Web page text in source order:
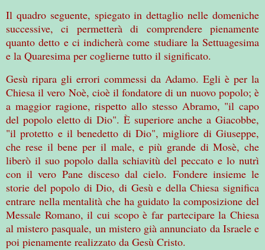
Il quadro seguente, spiegato in dettaglio nelle domeniche
successive, ci permetterà di comprendere pienamente
quanto detto e ci indicherà come studiare la Settuagesima
e la Quaresima per coglierne tutto il significato.
Gesù ripara gli errori commessi da Adamo. Egli è per la
Chiesa il vero Noè, cioè il fondatore di un nuovo popolo; è
a maggior ragione, rispetto allo stesso Abramo, "il capo
del popolo eletto di Dio". È superiore anche a Giacobbe,
"il protetto e il benedetto di Dio", migliore di Giuseppe,
che rese il bene per il male, e più grande di Mosè, che
liberò il suo popolo dalla schiavitù del peccato e lo nutrì
con il vero Pane disceso dal cielo. Fondere insieme le
storie del popolo di Dio, di Gesù e della Chiesa significa
entrare nella mentalità che ha guidato la composizione del
Messale Romano, il cui scopo è far partecipare la Chiesa
al mistero pasquale, un mistero già annunciato da Israele e
poi pienamente realizzato da Gesù Cristo.